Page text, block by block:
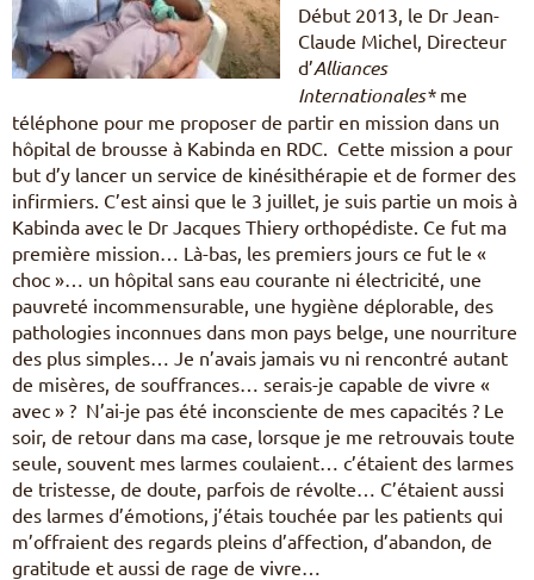
Début 2013, le Dr Jean-
Claude Michel, Directeur
d’Alliances
Internationales*me
téléphone pour me proposer de partir en mission dans un
hôpital de brousse à Kabinda en RDC. Cette mission a pour
but d’y lancer un service de kinésithérapie et de former des
infirmiers. C’est ainsi que le 3 juillet, je suis partie un mois à
Kabinda avec le Dr Jacques Thiery orthopédiste. Ce fut ma
première mission… Là-bas, les premiers jours ce fut le «
choc »… un hôpital sans eau courante ni électricité, une
pauvreté incommensurable, une hygiène déplorable, des
pathologies inconnues dans mon pays belge, une nourriture
des plus simples… Je n’avais jamais vu ni rencontré autant
de misères, de souffrances… serais-je capable de vivre «
avec » ? N’ai-je pas été inconsciente de mes capacités ? Le
soir, de retour dans ma case, lorsque je me retrouvais toute
seule, souvent mes larmes coulaient… c’étaient des larmes
de tristesse, de doute, parfois de révolte… C’étaient aussi
des larmes d’émotions, j’étais touchée par les patients qui
m’offraient des regards pleins d’affection, d’abandon, de
gratitude et aussi de rage de vivre…